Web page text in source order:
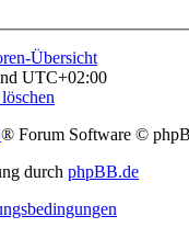
Übersicht
UTC+02:00
® Forum Software ©
durch phpBB.de